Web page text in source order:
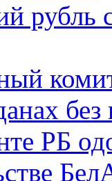
рубль
без
РБ